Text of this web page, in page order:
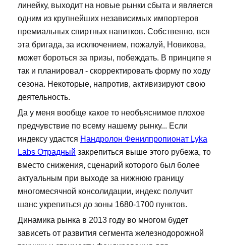
линейку, выходит на новые рынки сбыта и является
одним из крупнейших независимых импортеров
премиальных спиртных напитков. Собственно, вся
эта бригада, за исключением, пожалуй, Новикова,
может бороться за призы, побеждать. В принципе я
так и планировал - скорректировать форму по ходу
сезона. Некоторые, напротив, активизируют свою
деятельность.
Да у меня вообще какое то необъяснимое плохое
предчувствие по всему нашему рынку... Если
индексу удастся Нандролон Фенилпропионат Lyka
Labs Отрадный закрепиться выше этого рубежа, то
вместо снижения, сценарий которого был более
актуальным при выходе за нижнюю границу
многомесячной консолидации, индекс получит
шанс укрепиться до зоны 1680-1700 пунктов.
Динамика рынка в 2013 году во многом будет
зависеть от развития сегмента железнодорожной